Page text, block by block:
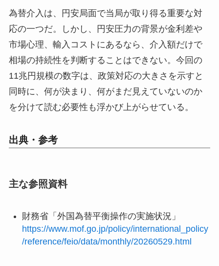
為替介入は、円安局面で当局が取り得る重要な対
応の一つだ。しかし、円安圧力の背景が金利差や
市場心理、輸入コストにあるなら、介入額だけで
相場の持続性を判断することはできない。今回の
11兆円規模の数字は、政策対応の大きさを示すと
同時に、何が決まり、何がまだ見えていないのか
を分けて読む必要性も浮かび上がらせている。
出典・参考
主な参照資料
財務省「外国為替平衡操作の実施状況」
https://www.mof.go.jp/policy/international_policy
/reference/feio/data/monthly/20260529.html